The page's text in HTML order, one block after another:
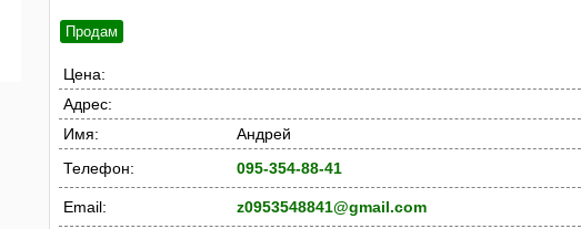
Продам
Цена:
Адрес:
Имя:
Андрей
Телефон:
095-354-88-41
Email: z0953548841@gmail.com